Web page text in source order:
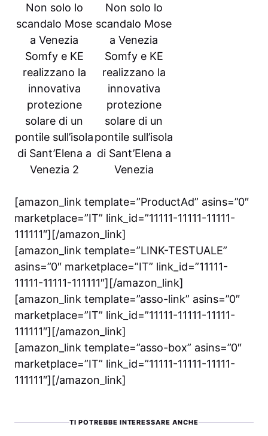
Non solo lo
scandalo Mose
a Venezia
Somfy e KE
realizzano la
innovativa
protezione
solare di un
pontile sull’isola
di Sant’Elena a
Venezia 2
Non solo lo
scandalo Mose
a Venezia
Somfy e KE
realizzano la
innovativa
protezione
solare di un
pontile sull’isola
di Sant’Elena a
Venezia
[amazon_link template=”ProductAd” asins=”0″
marketplace=”IT” link_id=”11111-11111-11111-
111111″][/amazon_link]
[amazon_link template=”LINK-TESTUALE”
asins=”0″ marketplace=”IT” link_id=”11111-
11111-11111-111111″][/amazon_link]
[amazon_link template=”asso-link” asins=”0″
marketplace=”IT” link_id=”11111-11111-11111-
111111″][/amazon_link]
[amazon_link template=”asso-box” asins=”0″
marketplace=”IT” link_id=”11111-11111-11111-
111111″][/amazon_link]
TI POTREBBE INTERESSARE ANCHE